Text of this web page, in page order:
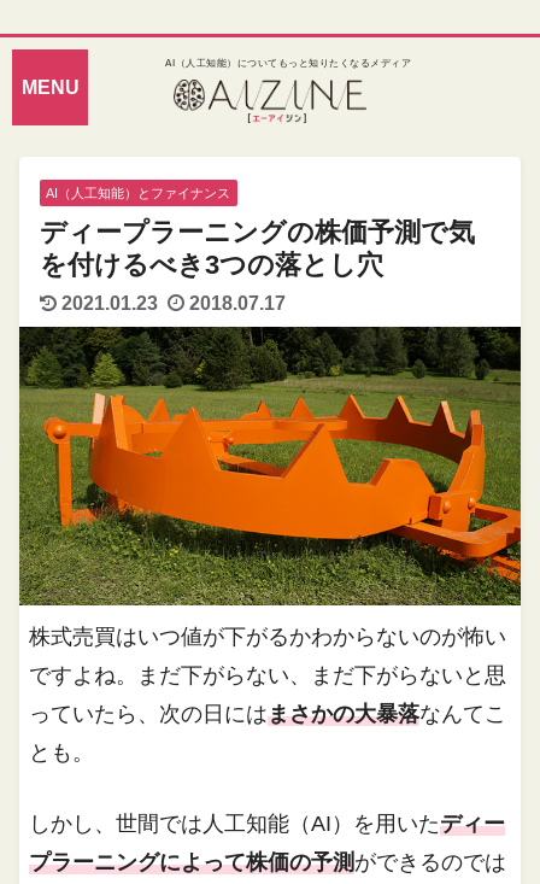
AI（人工知能）についてもっと知りたくなるメディア
AI（人工知能）とファイナンス
ディープラーニングの株価予測で気
を付けるべき3つの落とし穴
2021.01.23 2018.07.17
株式売買はいつ値が下がるかわからないのが怖い
ですよね。まだ下がらない、まだ下がらないと思
っていたら、次の日にはまさかの大暴落なんてこ
とも。
しかし、世間では人工知能（AI）を用いたディー
プラーニングによって株価の予測ができるのでは